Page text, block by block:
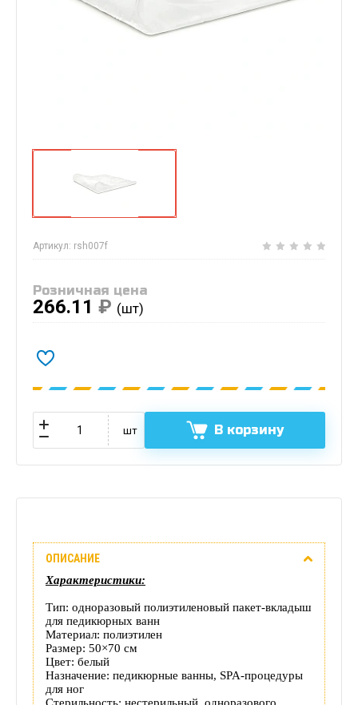
Артикул: rsh007f
Розничная цена
266.11 ₽ (шт)
шт В корзину
Отзывы
(0)
Доставка
этого
ОПИСАНИЕ
Характеристики:
Тип: одноразовый полиэтиленовый пакет‑вкладыш
для педикюрных ванн
Материал: полиэтилен
Размер: 50×70 см
Цвет: белый
Назначение: педикюрные ванны, SPA‑процедуры
для ног
Стерильность: нестерильный, одноразового